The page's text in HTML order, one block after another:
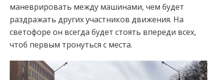
маневрировать между машинами, чем будет
раздражать других участников движения. На
светофоре он всегда будет стоять впереди всех,
чтоб первым тронуться с места.